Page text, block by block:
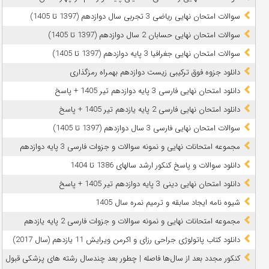
سوالات امتحان نهایی ریاضی 3 تجربی سال دوازدهم (1397 تا 1405)
سوالات امتحان نهایی حسابان 2 سال دوازدهم (1397 تا 1405)
سوالات امتحان نهایی جغرافیا 3 پایه دوازدهم (1397 تا 1405)
دانلود جزوه فوق ترکیبی زیست دوازدهم بهمراه رمزگذاری
دانلود امتحان نهایی فارسی 3 پایه دوازدهم تیر 1405 + پاسخ
دانلود امتحان نهایی فارسی 2 پایه یازدهم تیر 1405 + پاسخ
سوالات امتحان نهایی فارسی 3 سال دوازدهم (1397 تا 1405)
مجموعه امتحانات نهایی و نمونه سوالات و جزوات فارسی 3 پایه دوازدهم
دانلود سوالات و پاسخ کنکور ارشد سالهای 1386 تا 1404
دانلود امتحان نهایی دینی 3 پایه دوازدهم تیر 1405 + پاسخ
شیوه نامه ایجاد سابقه و ترمیم نمره سال 1405
مجموعه امتحانات نهایی و نمونه سوالات و جزوات فارسی 2 پایه یازدهم
دانلود کتاب پاتولوژی جراحی رزای و اکرمن ویرایش 11 یازدهم (سال 2017)
کنکور مجدد بعد از سال‌ها فاصله | چطور بعد چندسال رشته‌ های پزشکی قبول